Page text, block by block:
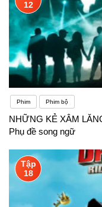
12
Phim Phim bộ
NHỮNG KẺ XÂM
Phụ đề song ngữ
Tập
18